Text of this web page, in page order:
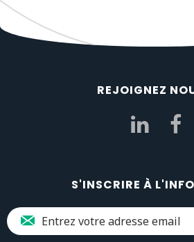
REJOIGNEZ
S'INSCRIRE À